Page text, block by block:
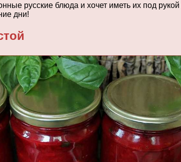
русские блюда и хочет иметь их под
дни!